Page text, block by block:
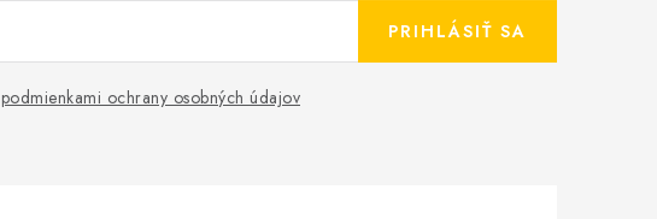
podmienkami ochrany osobných údajov
PRIHLÁSIŤ SA